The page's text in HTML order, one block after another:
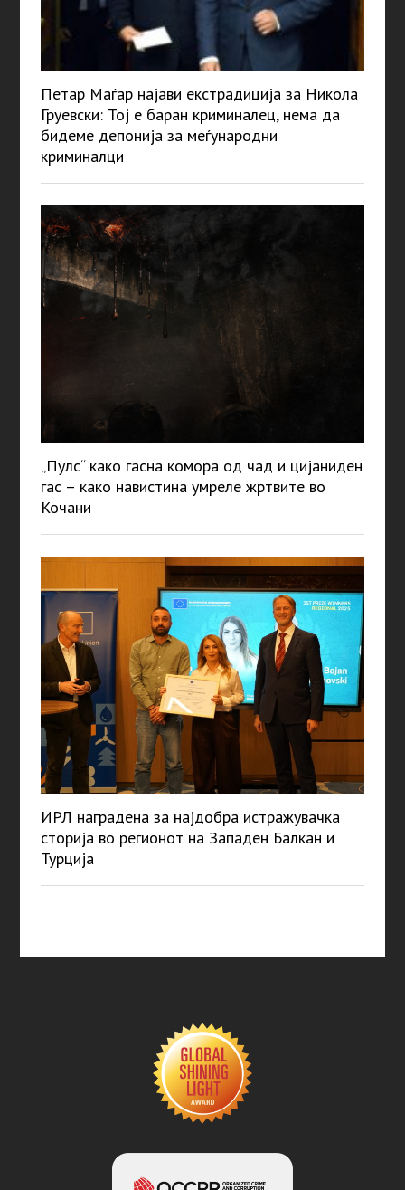
Петар Маѓар најави екстрадиција за Никола
Груевски: Тој е баран криминалец, нема да
бидеме депонија за меѓународни
криминалци
„Пулс“ како гасна комора од чад и цијаниден
гас – како навистина умреле жртвите во
Кочани
ИРЛ наградена за најдобра истражувачка
сторија во регионот на Западен Балкан и
Турција